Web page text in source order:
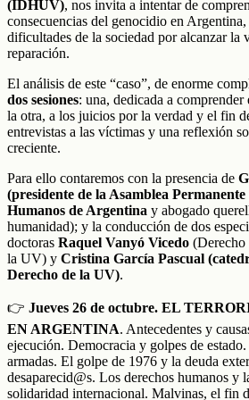
(IDHUV), nos invita a intentar de
consecuencias del genocidio en
dificultades de la sociedad por alcanzar la
reparación.
El análisis de este “caso”, de enorme
dos sesiones: una, dedicada a
la otra, a los juicios por la verdad y el fin
entrevistas a las víctimas y una reflexión
creciente.
Para ello contaremos con la presencia de
(presidente de la Asamblea
Humanos de Argentina y abogado
humanidad); y la conducción de dos
doctoras Raquel Vanyó Vicedo (Derecho
la UV) y Cristina García Pascual
Derecho de la UV).
👉 Jueves 26 de octubre. EL
EN ARGENTINA. Antecedentes y
ejecución. Democracia y golpes de
armadas. El golpe de 1976 y la deuda
desaparecid@s. Los derechos humanos y
solidaridad internacional. Malvinas, el fin